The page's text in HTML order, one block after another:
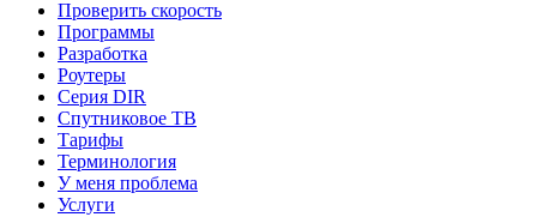
Проверить скорость
Программы
Разработка
Роутеры
Серия DIR
Спутниковое ТВ
Тарифы
Терминология
У меня проблема
Услуги